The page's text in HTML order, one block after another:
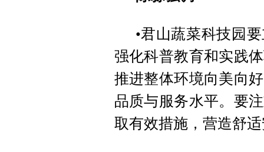
•君山蔬菜科技园
强化科普教育和实践
推进整体环境向美向
品质与服务水平。要
取有效措施，营造舒